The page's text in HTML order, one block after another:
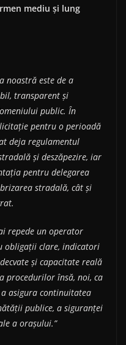
mediu și lung
noastră este de a
transparent și
public. În
pentru o perioadă
deja regulamentul
și deszăpezire, iar
pentru delegarea
stradală, cât și
repede un operator
obligații clare, indicatori
și capacitate reală
procedurilor însă, noi, ca
asigura continuitatea
publice, a siguranței
a orașului.”